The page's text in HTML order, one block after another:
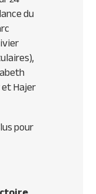
du
Hajer
pour